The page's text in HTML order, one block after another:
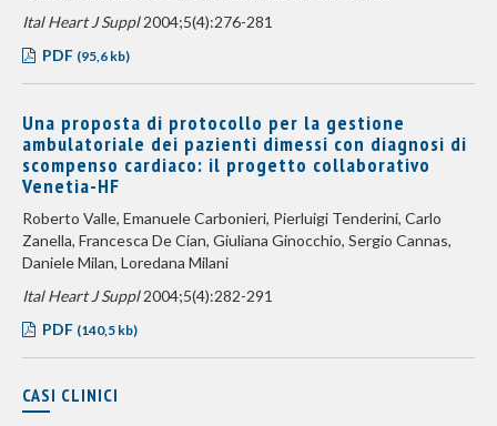
Ital Heart J Suppl2004;5(4):276-281
PDF (95,6 kb)
Una proposta di protocollo per la gestione
ambulatoriale dei pazienti dimessi con diagnosi di
scompenso cardiaco: il progetto collaborativo
Venetia-HF
Roberto Valle, Emanuele Carbonieri, Pierluigi Tenderini, Carlo
Zanella, Francesca De Cian, Giuliana Ginocchio, Sergio Cannas,
Daniele Milan, Loredana Milani
Ital Heart J Suppl2004;5(4):282-291
PDF (140,5 kb)
CASI CLINICI